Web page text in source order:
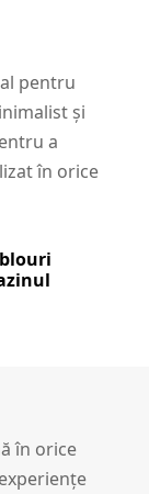
pentru
și
a
în orice
în orice